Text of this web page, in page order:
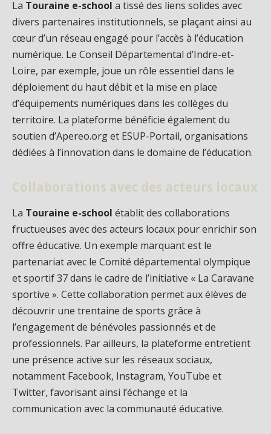
La Touraine e-school a tissé des liens solides avec
divers partenaires institutionnels, se plaçant ainsi au
cœur d’un réseau engagé pour l’accès à l’éducation
numérique. Le Conseil Départemental d’Indre-et-
Loire, par exemple, joue un rôle essentiel dans le
déploiement du haut débit et la mise en place
d’équipements numériques dans les collèges du
territoire. La plateforme bénéficie également du
soutien d’Apereo.org et ESUP-Portail, organisations
dédiées à l’innovation dans le domaine de l’éducation.
Collaborations avec des acteurs locaux
La Touraine e-school établit des collaborations
fructueuses avec des acteurs locaux pour enrichir son
offre éducative. Un exemple marquant est le
partenariat avec le Comité départemental olympique
et sportif 37 dans le cadre de l’initiative « La Caravane
sportive ». Cette collaboration permet aux élèves de
découvrir une trentaine de sports grâce à
l’engagement de bénévoles passionnés et de
professionnels. Par ailleurs, la plateforme entretient
une présence active sur les réseaux sociaux,
notamment Facebook, Instagram, YouTube et
Twitter, favorisant ainsi l’échange et la
communication avec la communauté éducative.